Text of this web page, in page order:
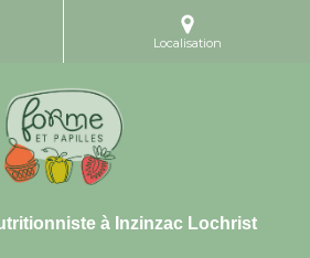
Localisation
à Inzinzac Lochrist